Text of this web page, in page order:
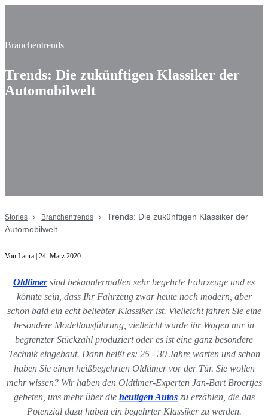
Branchentrends
Trends: Die zukünftigen Klassiker der
Automobilwelt
Stories Branchentrends
Trends: Die zukünftigen Klassiker der
Automobilwelt
Von Laura | 24. März 2020
Oldtimersind bekanntermaßen sehr begehrte Fahrzeuge und es
könnte sein, dass Ihr Fahrzeug zwar heute noch modern, aber
schon bald ein echt beliebter Klassiker ist. Vielleicht fahren Sie eine
besondere Modellausführung, vielleicht wurde ihr Wagen nur in
begrenzter Stückzahl produziert oder es ist eine ganz besondere
Technik eingebaut. Dann heißt es: 25 - 30 Jahre warten und schon
haben Sie einen heißbegehrten Oldtimer vor der Tür. Sie wollen
mehr wissen? Wir haben den Oldtimer-Experten Jan-Bart Broertjes
gebeten, uns mehr über die heutigen Autoszu erzählen, die das
Potenzial dazu haben ein begehrter Klassiker zu werden.